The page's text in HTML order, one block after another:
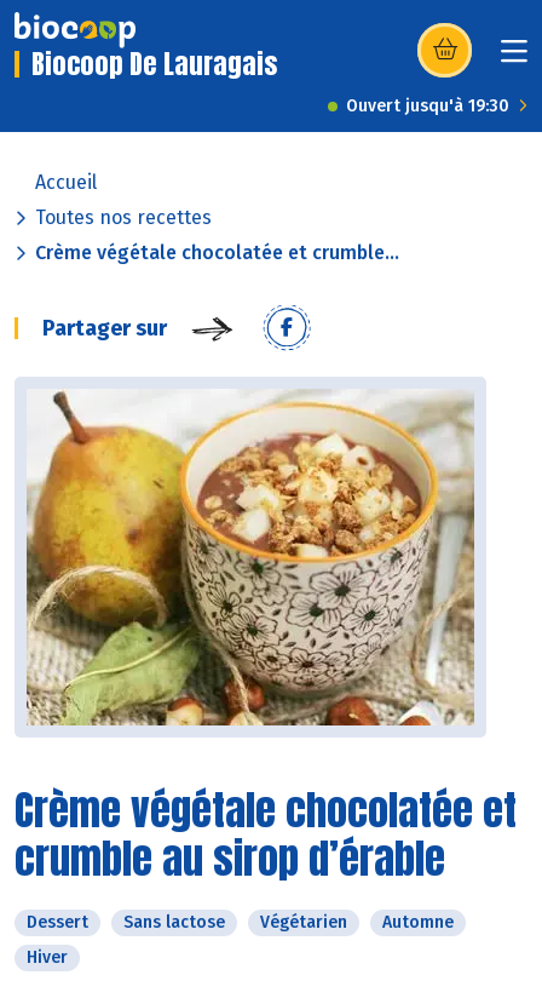
Biocoop De Lauragais (s’ouvre dans
Ouvert jusqu'à 19:30
Accueil
Toutes nos recettes
Crème végétale chocolatée et crumble...
Partager sur
Crème végétale chocolatée et
crumble au sirop d’érable
Dessert Sans lactose Végétarien
Automne
Hiver